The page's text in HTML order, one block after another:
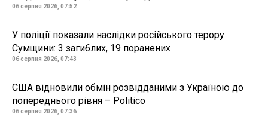
06 серпня 2026, 07:52
У поліції показали наслідки російського терору
Сумщини: 3 загиблих, 19 поранених
06 серпня 2026, 07:43
США відновили обмін розвідданими з Україною до
попереднього рівня – Politico
06 серпня 2026, 07:36